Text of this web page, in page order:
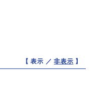
【 表示 ／非表示 】